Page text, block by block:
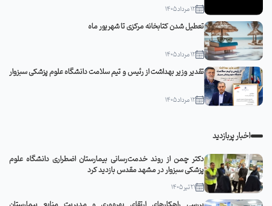
12 مرداد 1405
تعطیل شدن کتابخانه مرکزی تا شهریور ماه
12 مرداد 1405
تقدیر وزیر بهداشت از رئیس و تیم سلامت دانشگاه علوم پزشکی سبزوار
12 مرداد 1405
اخبار پربازدید
دکتر چمن از روند خدمت‌رسانی بیمارستان اضطراری دانشگاه علوم
پزشکی سبزوار در مشهد مقدس بازدید کرد
21 تیر 1405